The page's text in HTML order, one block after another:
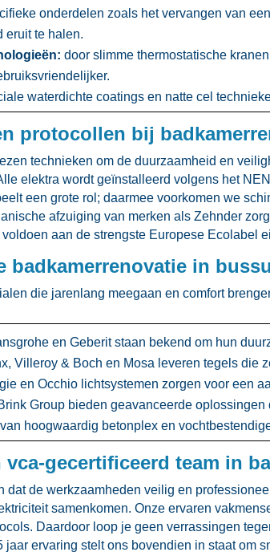
onderdelen zoals het vervangen van
eruit te halen.​
door slimme thermostatische
waterdichte coatings en natte cel
protocollen bij
technieken om de duurzaamheid en
elektra wordt geïnstalleerd volgens het
een grote rol; daarmee voorkomen we
afzuiging van merken als Zehnder
aan de strengste Europese Ecolabel
badkamerrenovatie in
die jarenlang meegaan en comfort
en Geberit staan bekend om hun
Villeroy & Boch en Mosa leveren tegels die
en Occhio lichtsystemen zorgen voor een
Group bieden geavanceerde oplossingen
hoogwaardig betonplex en
vca-gecertificeerd team in
dat de werkzaamheden veilig en
samenkomen.​ Onze ervaren
Daardoor loop je geen verrassingen
ervaring stelt ons bovendien in staat om